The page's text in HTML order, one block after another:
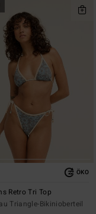
ÖKO
Retro Tri Top
Triangle-Bikinioberteil